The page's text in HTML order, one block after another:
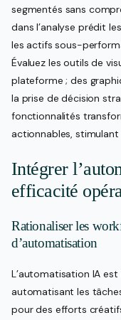
segmentés sans
dans l’analyse prédit
les actifs sous-
Évaluez les outils de
plateforme ; des
la prise de décision
fonctionnalités
actionnables,
Intégrer
efficacité
Rationaliser les
d’automatisation
L’automatisation IA est
automatisant les
pour des efforts